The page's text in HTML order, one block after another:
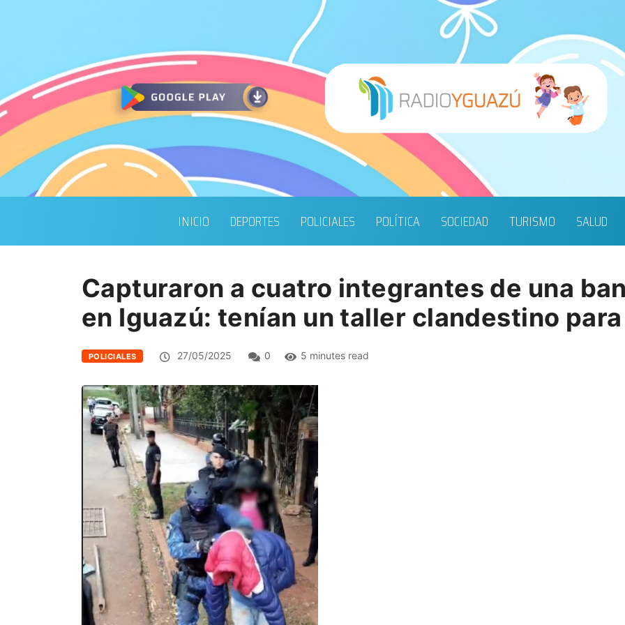
INICIO DEPORTES POLICIALES POLÍTICA SOCIEDAD TURISMO SALUD
Capturaron a cuatro integrantes de una
en Iguazú: tenían un taller clandestino
POLICIALES 27/05/2025 0 5 minutes read